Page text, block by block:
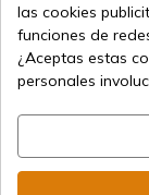
las cookies
funciones de
¿Aceptas estas
personales